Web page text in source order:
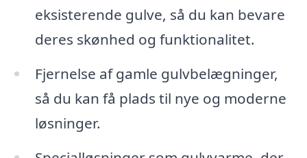
eksisterende gulve, så du kan bevare
deres skønhed og funktionalitet.
Fjernelse af gamle gulvbelægninger,
så du kan få plads til nye og moderne
løsninger.